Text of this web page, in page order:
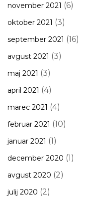
november 2021 (6)
oktober 2021 (3)
september 2021 (16)
avgust 2021 (3)
maj 2021 (3)
april 2021 (4)
marec 2021 (4)
februar 2021 (10)
januar 2021 (1)
december 2020 (1)
avgust 2020 (2)
julij 2020 (2)